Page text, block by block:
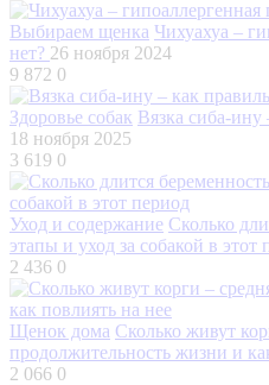
Выбираем щенка Чихуахуа –
нет? 26 ноября 2024
9 872 0
Здоровье собак Вязка сиба-ину
18 ноября 2025
3 619 0
Уход и содержание Сколько
этапы и уход за собакой в этот
2 436 0
Щенок дома Сколько живут
продолжительность жизни и
2 066 0